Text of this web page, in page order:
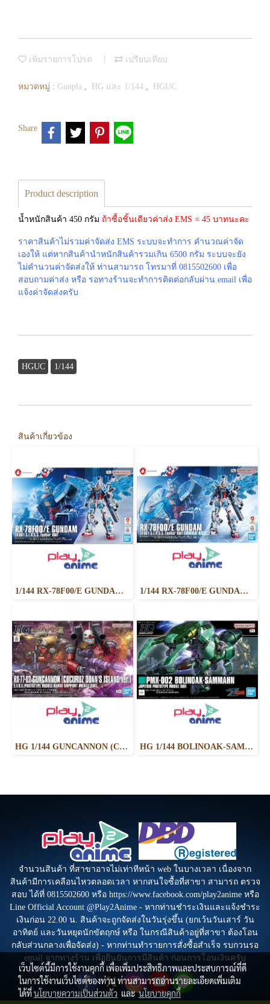
เพิ่มรายการโปรด เปรียบเทียบ
หมวดหมู่ : Gunpla , HG และ 1/144 , HGUC
Share
Product description
น้ำหนักสินค้า 450 กรัม ถ้าซื้อชิ้นเดียวค่าส่ง EMS = 45 บาทนะคะ
ราคาสินค้าไม่รวมค่าจัดส่ง EMS ระบบจะทำการ คำนวณค่าจัด
เองให้ แต่หากสินค้านำหนักสินค้ารวมเกิน 6500 กรัม ระบบจะยัง
ไม่คำนวนค่าจัดส่งให้ ท่านสามารถ โทรมาที่ 0815502600 เพื่อ
สอบถามค่าส่ง หรือ รอทางร้านจะทำการติดต่อกลับผ่าน email เพื่อ
แจ้งค่าจัดส่งครับ
HGUC 1/144
สินค้าเกี่ยวข้อง
1/144 RX-78F00/E GUNDAM （EX-001 G.L.R.S.S. Feather UNIT） 1/144 RX-78F00/E GUNDAM (EX-001 G.L.R.S.S. Feather UNIT) CHEMICAL RECYCLE Ver.
HG 1/144 GUNCANNON (CUCURUZ DOAN’S ISLAND VER.) HG 1/144 BOLINOAK-SAMMAHN
จำนวนสินค้า ที่สาขาอาจไม่เท่าทีหน้า web ในบางเวลา เนื่องจาก
สินค้ามีการเคลือนไหวตลอดเวลา หากสนใจซื้อที่สาขา สามารถ ตรวจ
สอบ ได้ที่ 0815502600 หรือ https://www.facebook.com/play2anime หรือ
Line Official Account @Play2Anime - หากท่านชำระเงินและแจ้งชำระ
เงินก่อน 22.00 น. สินค้าจะถูกจัดส่งในวันรุ่งขึ้น (ยกเว้นวันเสาร์ วัน
อาทิตย์ และวันหยุดนักขัตฤกษ์ หรือ ในกรณีสินค้าอยู่ที่สาขา ต้องโอน
กลับส่วนกลางเพื่อจัดส่ง) - หากท่านทำรายการสั่งซื้อสำเร็จ รบกวนรอ
email จากทางร้าน เพื่อยืนยันการมีสินค้า ก่อนการโอนเงินครับ
เว็บไซต์นี้มีการใช้งานคุกกี้ เพื่อเพิ่มประสิทธิภาพและประสบการณ์ที่ดี
ในการใช้งานเว็บไซต์ของท่าน ท่านสามารถอ่านรายละเอียดเพิ่มเติม
ได้ที่นโยบายความเป็นส่วนตัว และนโยบายคุกกี้